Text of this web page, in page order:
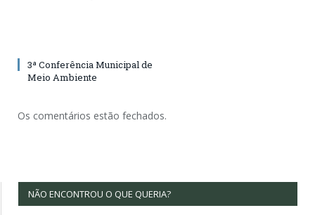
3ª Conferência Municipal de
Meio Ambiente
Os comentários estão fechados.
NÃO ENCONTROU O QUE QUERIA?